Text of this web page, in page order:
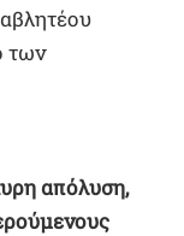
των
απόλυση,